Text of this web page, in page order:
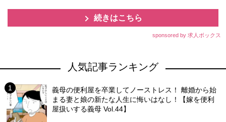
続きはこちら
sponsored by 求人ボックス
人気記事ランキング
義母の便利屋を卒業してノーストレス！ 離婚から始
まる妻と娘の新たな人生に悔いはなし！【嫁を便利
屋扱いする義母 Vol.44】